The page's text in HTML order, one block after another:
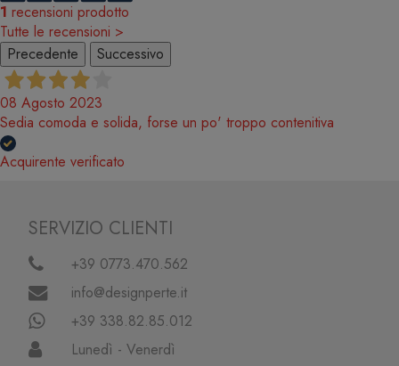
1 recensioni prodotto
Tutte le recensioni >
Precedente
Successivo
08 Agosto 2023
Sedia comoda e solida, forse un po' troppo contenitiva
Acquirente verificato
SERVIZIO CLIENTI
+39 0773.470.562
info@designperte.it
+39 338.82.85.012
Lunedì - Venerdì